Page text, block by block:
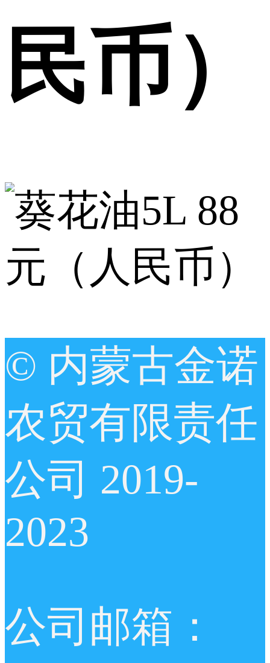
民币）
© 内蒙古金诺
农贸有限责任
公司 2019-
2023
公司邮箱：